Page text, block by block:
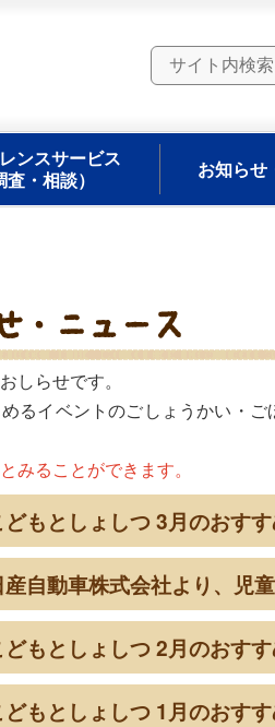
ンスサービス
査・相談）
お知らせ
しらせです。
るイベントのごしょうかい・
みることができます。
もとしょしつ 3月のおすす
自動車株式会社より、児
もとしょしつ 2月のおすす
もとしょしつ 1月のおすす